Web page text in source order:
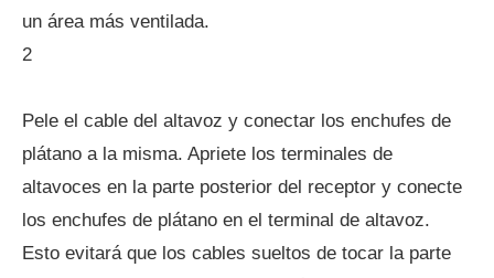
un área más ventilada.
2
Pele el cable del altavoz y conectar los enchufes de
plátano a la misma. Apriete los terminales de
altavoces en la parte posterior del receptor y conecte
los enchufes de plátano en el terminal de altavoz.
Esto evitará que los cables sueltos de tocar la parte